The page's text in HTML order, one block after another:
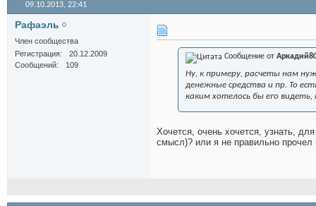
09.10.2013, 22:41
Рафаэль
Член сообщества
Регистрация
20.12.2009
Сообщений
109
Сообщение от
Ну, к примеру, расчеты нам
денежные средства и пр. То
каким хотелось бы его
Хочется, очень хочется, узнать,
смысл)? или я не правильно прочел